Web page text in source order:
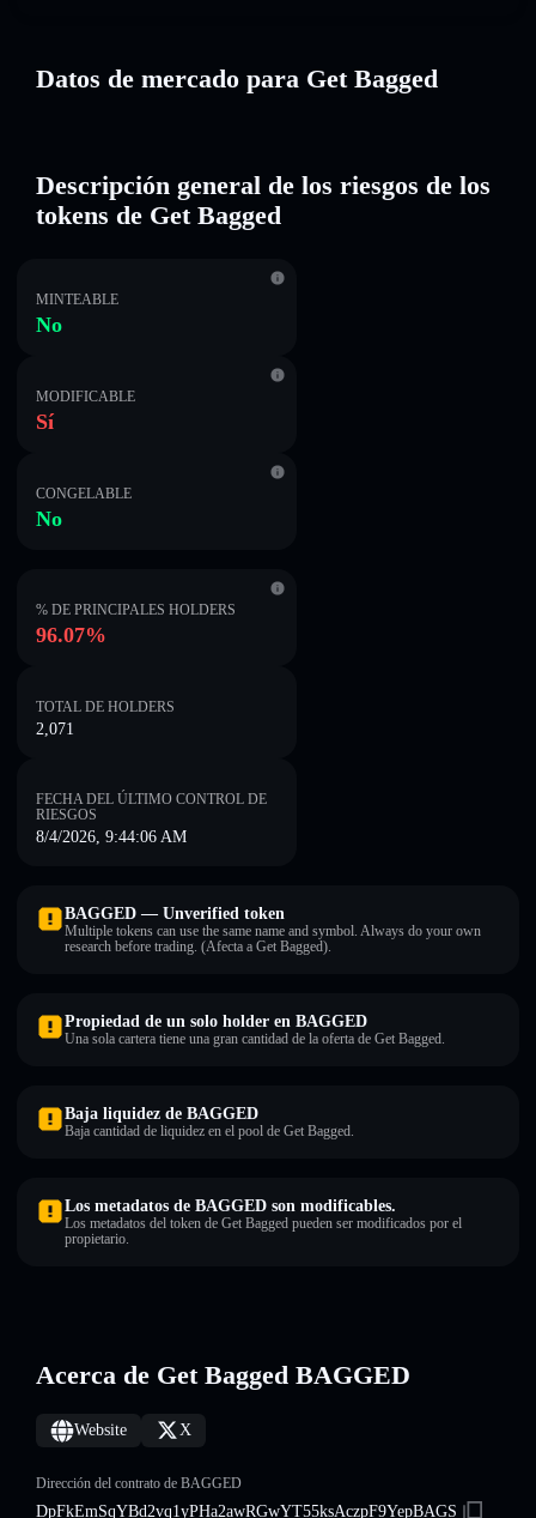
Datos de mercado para Get Bagged
Descripción general de los riesgos de los
tokens de Get Bagged
MINTEABLE
No
MODIFICABLE
Sí
CONGELABLE
No
% DE PRINCIPALES HOLDERS
96.07%
TOTAL DE HOLDERS
2,071
FECHA DEL ÚLTIMO CONTROL DE
RIESGOS
8/4/2026, 9:44:06 AM
BAGGED — Unverified token
Multiple tokens can use the same name and symbol. Always do your own
research before trading. (Afecta a Get Bagged).
Propiedad de un solo holder en BAGGED
Una sola cartera tiene una gran cantidad de la oferta de Get Bagged.
Baja liquidez de BAGGED
Baja cantidad de liquidez en el pool de Get Bagged.
Los metadatos de BAGGED son modificables.
Los metadatos del token de Get Bagged pueden ser modificados por el
propietario.
Acerca de Get Bagged BAGGED
Website X
Dirección del contrato de BAGGED
DpFkEmSqYBd2vq1yPHa2awRGwYT55ksAczpF9YepBAGS